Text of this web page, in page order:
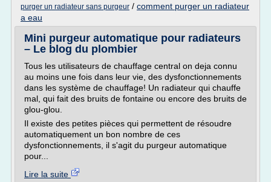
purger un radiateur sans purgeur / comment purger un radiateur
a eau
Mini purgeur automatique pour radiateurs
– Le blog du plombier
Tous les utilisateurs de chauffage central on deja connu
au moins une fois dans leur vie, des dysfonctionnements
dans les système de chauffage! Un radiateur qui chauffe
mal, qui fait des bruits de fontaine ou encore des bruits de
glou-glou.
Il existe des petites pièces qui permettent de résoudre
automatiquement un bon nombre de ces
dysfonctionnements, il s'agit du purgeur automatique
pour...
Lire la suite